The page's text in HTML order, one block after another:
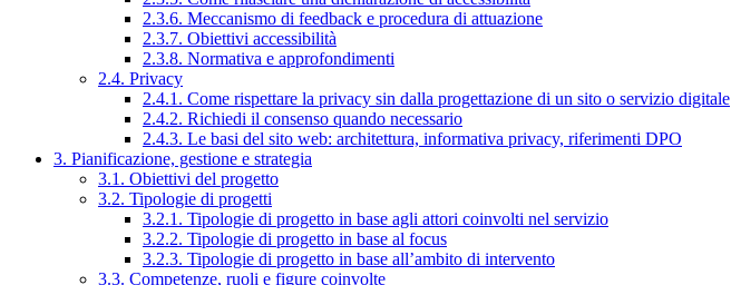
2.3.6. Meccanismo di feedback e procedura di attuazione
2.3.7. Obiettivi accessibilità
2.3.8. Normativa e approfondimenti
2.4. Privacy
2.4.1. Come rispettare la privacy sin dalla progettazione di un sito o servizio digitale
2.4.2. Richiedi il consenso quando necessario
2.4.3. Le basi del sito web: architettura, informativa privacy, riferimenti DPO
3. Pianificazione, gestione e strategia
3.1. Obiettivi del progetto
3.2. Tipologie di progetti
3.2.1. Tipologie di progetto in base agli attori coinvolti nel servizio
3.2.2. Tipologie di progetto in base al focus
3.2.3. Tipologie di progetto in base all’ambito di intervento
3.3. Competenze, ruoli e figure coinvolte